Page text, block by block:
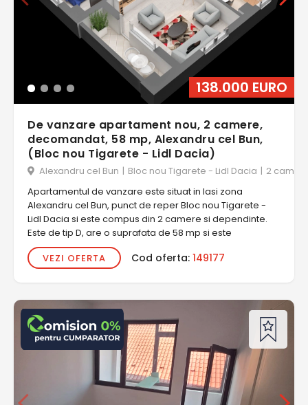
138.000 EURO
De vanzare apartament nou, 2 camere,
decomandat, 58 mp, Alexandru cel Bun,
(Bloc nou Tigarete - Lidl Dacia)
Alexandru cel Bun | Bloc nou Tigarete - Lidl Dacia | 2
Apartamentul de vanzare este situat in Iasi zona
Alexandru cel Bun, punct de reper Bloc nou Tigarete -
Lidl Dacia si este compus din 2 camere si dependinte.
Este de tip D, are o suprafata de 58 mp si este
VEZI OFERTA
Cod oferta: 149177